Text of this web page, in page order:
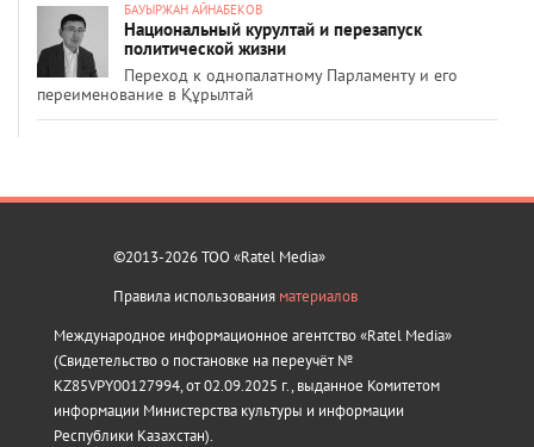
БАУЫРЖАН АЙНАБЕКОВ
Национальный курултай и перезапуск
политической жизни
Переход к однопалатному Парламенту и его
переименование в Құрылтай
©2013-2026 ТОО «Ratel Media»
Правила использования материалов
Международное информационное агентство «Ratel Media»
(Свидетельство о постановке на переучёт №
KZ85VPY00127994, от 02.09.2025 г., выданное Комитетом
информации Министерства культуры и информации
Республики Казахстан).